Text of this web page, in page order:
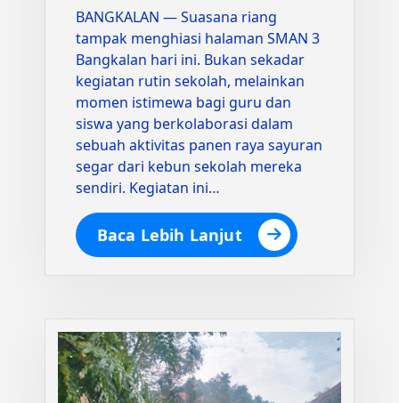
BANGKALAN — Suasana riang
tampak menghiasi halaman SMAN 3
Bangkalan hari ini. Bukan sekadar
kegiatan rutin sekolah, melainkan
momen istimewa bagi guru dan
siswa yang berkolaborasi dalam
sebuah aktivitas panen raya sayuran
segar dari kebun sekolah mereka
sendiri. Kegiatan ini…
Baca Lebih Lanjut